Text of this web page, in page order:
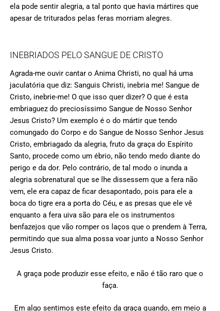
ela pode sentir alegria, a tal ponto que havia mártires que
apesar de triturados pelas feras morriam alegres.
INEBRIADOS PELO SANGUE DE CRISTO
Agrada-me ouvir cantar o Anima Christi, no qual há uma
jaculatória que diz: Sanguis Christi, inebria me! Sangue de
Cristo, inebrie-me! O que isso quer dizer? O que é esta
embriaguez do preciosíssimo Sangue de Nosso Senhor
Jesus Cristo? Um exemplo é o do mártir que tendo
comungado do Corpo e do Sangue de Nosso Senhor Jesus
Cristo, embriagado da alegria, fruto da graça do Espírito
Santo, procede como um ébrio, não tendo medo diante do
perigo e da dor. Pelo contrário, de tal modo o inunda a
alegria sobrenatural que se lhe dissessem que a fera não
vem, ele era capaz de ficar desapontado, pois para ele a
boca do tigre era a porta do Céu, e as presas que ele vê
enquanto a fera uiva são para ele os instrumentos
benfazejos que vão romper os laços que o prendem à Terra,
permitindo que sua alma possa voar junto a Nosso Senhor
Jesus Cristo.
A graça pode produzir esse efeito, e não é tão raro que o
faça.
Em algo sentimos este efeito da graça quando, em meio a